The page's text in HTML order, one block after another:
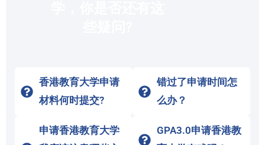
香港教育大学申请
材料何时提交?
申请香港教育大学
错过了申请时间怎
么办？
GPA3.0申请香港教